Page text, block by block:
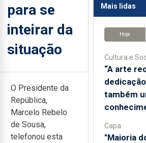
para se
inteirar da
situação
O Presidente da
República,
Marcelo Rebelo
de Sousa,
telefonou esta
Mais lidas
Hoje
Cultura e
“A arte
também
Capa
"Maioria